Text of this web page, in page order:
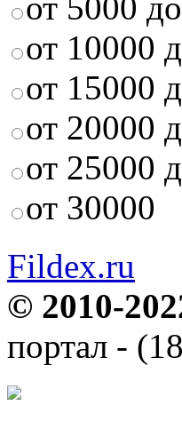
от 10000
от 15000
от 20000
от 25000
от 30000
Fildex.ru
© 2010-
портал -